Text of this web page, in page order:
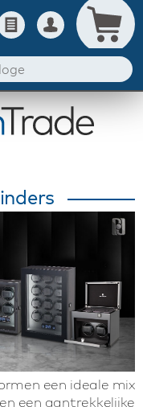
een ideale mix
een aantrekkelijke